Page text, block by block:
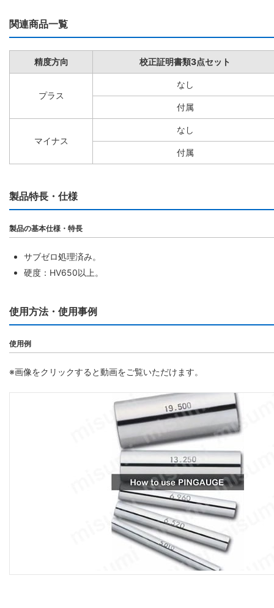
関連商品一覧
精度方向 校正証明書類3点セット
プラス
なし
付属
マイナス
なし
付属
製品特長・仕様
製品の基本仕様・特長
サブゼロ処理済み。
硬度：HV650以上。
使用方法・使用事例
使用例
※画像をクリックすると動画をご覧いただけます。